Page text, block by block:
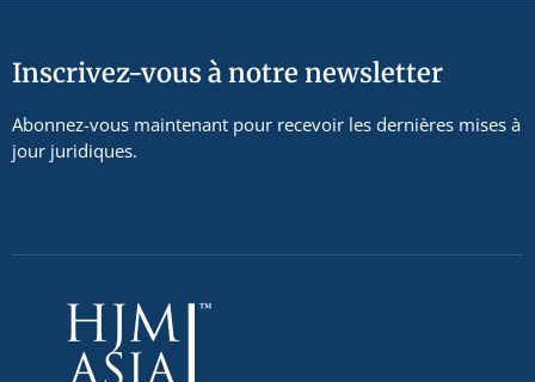
Inscrivez-vous à notre newsletter
Abonnez-vous maintenant pour recevoir les dernières mises à
jour juridiques.